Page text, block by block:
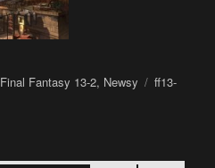
Kategorie
Final Fantasy 13-2, Newsy Tagi
ff13-